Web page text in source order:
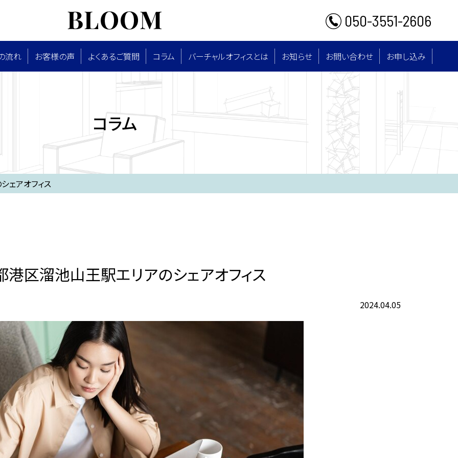
050-3551-2606
流れ お客様の声 よくあるご質問 コラム バーチャルオフィスとは お知らせ お問い合わせ お申し込み
コラム
ェアオフィス
港区溜池山王駅エリアのシェアオフィス
2024.04.05